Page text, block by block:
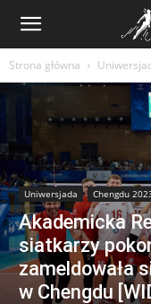
Strona główna
Uniwersjada Chengdu
Akademicka
siatkarzy
zameldowała
w Chengdu